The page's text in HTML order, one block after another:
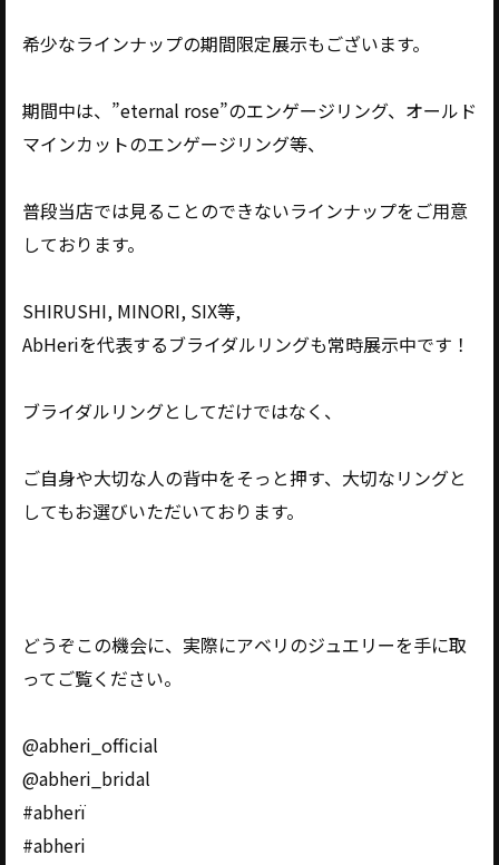
希少なラインナップの期間限定展示もございます。
期間中は、”eternal rose”のエンゲージリング、オールド
マインカットのエンゲージリング等、
普段当店では見ることのできないラインナップをご用意
しております。
SHIRUSHI, MINORI, SIX等,
AbHeriを代表するブライダルリングも常時展示中です！
ブライダルリングとしてだけではなく、
ご自身や大切な人の背中をそっと押す、大切なリングと
してもお選びいただいております。
どうぞこの機会に、実際にアベリのジュエリーを手に取
ってご覧ください。
@abheri_official
@abheri_bridal
#abherï
#abheri